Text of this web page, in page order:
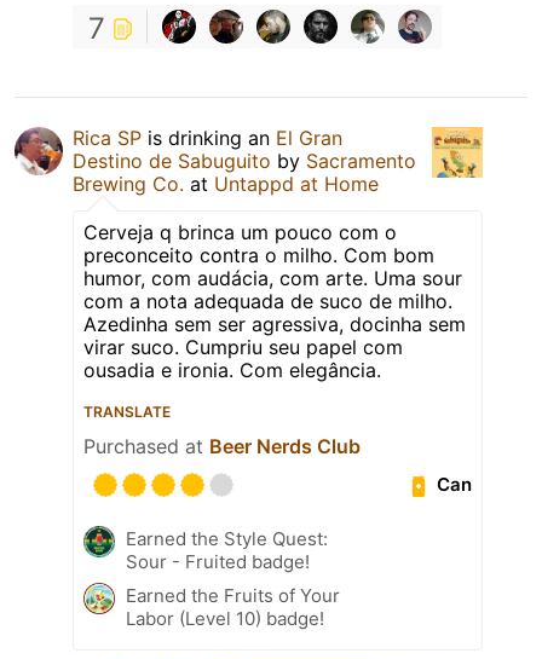
7
Rica SP is drinking an El Gran
Destino de Sabuguito by Sacramento
Brewing Co. at Untappd at Home
Cerveja q brinca um pouco com o
preconceito contra o milho. Com bom
humor, com audácia, com arte. Uma sour
com a nota adequada de suco de milho.
Azedinha sem ser agressiva, docinha sem
virar suco. Cumpriu seu papel com
ousadia e ironia. Com elegância.
TRANSLATE
Purchased at Beer Nerds Club
Can
Earned the Style Quest:
Sour - Fruited badge!
Earned the Fruits of Your
Labor (Level 10) badge!